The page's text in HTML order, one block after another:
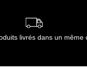
livrés dans un même